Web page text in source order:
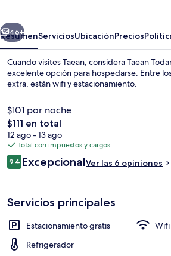
Exterior
Siguiente
46+
ResumenServiciosUbicaciónPrecios
Cuando visites Taean, considera Taean
excelente opción para hospedarse. Entre
extra, están wifi y estacionamiento.
$101 por noche
El
precio
total
es
de
$111 en total
12 ago - 13 ago
Total con impuestos y cargos
Opiniones
9.49.4 de 10,
ExcepcionalVer las 6 opiniones
Servicios principales
Estacionamiento gratis
Refrigerador